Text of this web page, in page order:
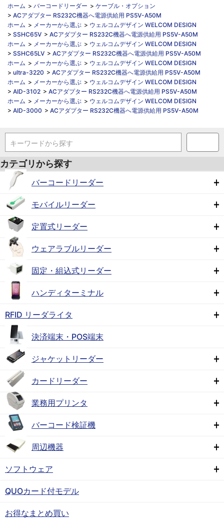
ホーム > バーコードリーダー > ケーブル・オプション
> ACアダプター RS232C機器へ電源供給用 PS5V-A50M
ホーム > メーカーから選ぶ > ウェルコムデザイン WELCOM DESIGN
> SSHC65V > ACアダプター RS232C機器へ電源供給用 PS5V-A50M
ホーム > メーカーから選ぶ > ウェルコムデザイン WELCOM DESIGN
> SSHC65LV > ACアダプター RS232C機器へ電源供給用 PS5V-A50M
ホーム > メーカーから選ぶ > ウェルコムデザイン WELCOM DESIGN
> ultra-3220 > ACアダプター RS232C機器へ電源供給用 PS5V-A50M
ホーム > メーカーから選ぶ > ウェルコムデザイン WELCOM DESIGN
> AID-3102 > ACアダプター RS232C機器へ電源供給用 PS5V-A50M
ホーム > メーカーから選ぶ > ウェルコムデザイン WELCOM DESIGN
> AID-3000 > ACアダプター RS232C機器へ電源供給用 PS5V-A50M
キーワードから探す
カテゴリから探す
バーコードリーダー
モバイルリーダー
定置式リーダー
ウェアラブルリーダー
固定・組込式リーダー
ハンディターミナル
RFID リーダライタ
決済端末・POS端末
ジャケットリーダー
カードリーダー
業務用プリンタ
バーコード検証機
周辺機器
ソフトウェア
QUOカード付モデル
お得なまとめ買い